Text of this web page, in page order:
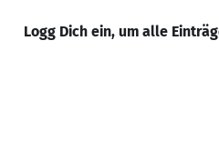
Logg Dich ein, um alle